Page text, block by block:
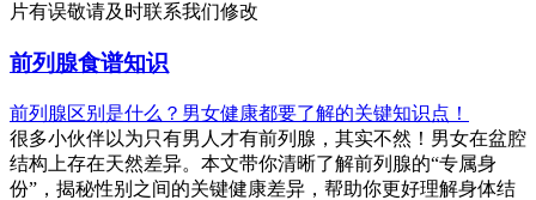
片有误敬请及时联系我们修改
前列腺食谱知识
前列腺区别是什么？男女健康都要了解的关键知识点！
很多小伙伴以为只有男人才有前列腺，其实不然！男女在盆腔
结构上存在天然差异。本文带你清晰了解前列腺的“专属身
份”，揭秘性别之间的关键健康差异，帮助你更好理解身体结